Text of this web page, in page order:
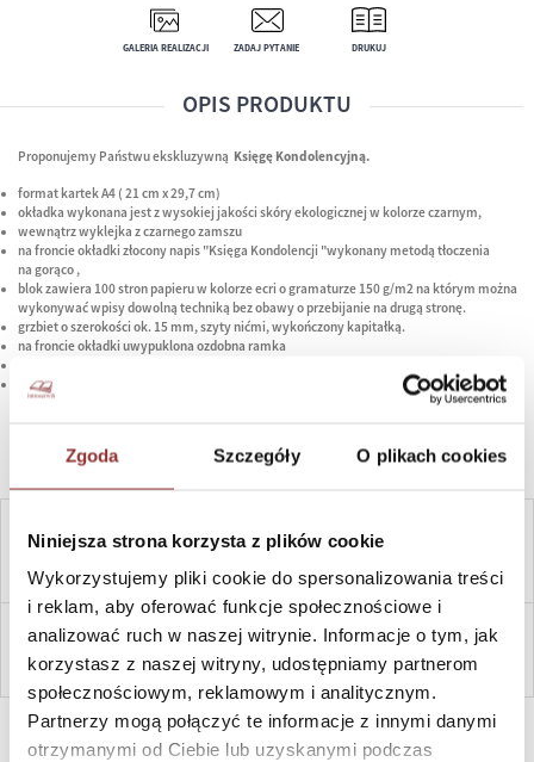
Zgoda Szczegóły O plikach cookies
Niniejsza strona korzysta z plików cookie
Wykorzystujemy pliki cookie do spersonalizowania treści
i reklam, aby oferować funkcje społecznościowe i
analizować ruch w naszej witrynie. Informacje o tym, jak
korzystasz z naszej witryny, udostępniamy partnerom
społecznościowym, reklamowym i analitycznym.
Partnerzy mogą połączyć te informacje z innymi danymi
otrzymanymi od Ciebie lub uzyskanymi podczas
GALERIA REALIZACJI ZADAJ PYTANIE DRUKUJ
OPIS PRODUKTU
Proponujemy Państwu ekskluzywną Księgę Kondolencyjną.
format kartek A4 ( 21 cm x 29,7 cm)
okładka wykonana jest z wysokiej jakości skóry ekologicznej w kolorze czarnym,
wewnątrz wyklejka z czarnego zamszu
na froncie okładki złocony napis "Księga Kondolencji "wykonany metodą tłoczenia
na gorąco ,
blok zawiera 100 stron papieru w kolorze ecri o gramaturze 150 g/m2 na którym można
wykonywać wpisy dowolną techniką bez obawy o przebijanie na drugą stronę.
grzbiet o szerokości ok. 15 mm, szyty nićmi, wykończony kapitałką.
na froncie okładki uwypuklona ozdobna ramka
na życzenie wykonujemy księgi z większą ilością stron i w innym farmacie
składaniu zamówienia, skontaktujemy się w tej sprawie.
CENA:134,00
DO KOSZYKA ZAPYTAJ
SZYBKI KONTAKT PN-PT, 8-16, +48 698 291 992, +48 608